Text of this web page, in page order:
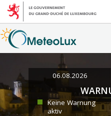
06.08.2026
Keine Warnung
aktiv